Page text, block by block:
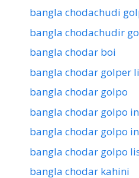
bangla chodachudi
bangla chodachudir
bangla chodar boi
bangla chodar golper
bangla chodar golpo
bangla chodar golpo
bangla chodar golpo
bangla chodar golpo
bangla chodar kahini